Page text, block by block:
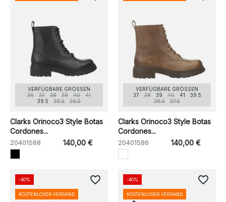
VERFÜGBARE GRÖSSEN
36
37 38 39 40
41
39.5
38.5 36.5
Clarks Orinoco3 Style Botas
Cordones...
20401588 140,00 €
VERFÜGBARE GRÖSSEN
37
38 39 40 41
39.5
38.5
37.5
Clarks Orinoco3 Style Botas
Cordones...
20401586 140,00 €
-40%
KOSTENLOSER VERSAND
favorite_border -40%
KOSTENLOSER VERSAND
favorite_border